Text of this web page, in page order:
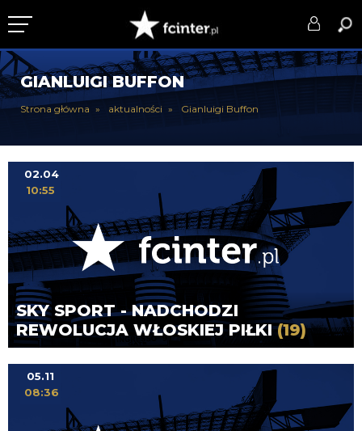
KLUB
DRUŻYNA
PUCHARY
DLA TIFOSICH
SERWIS
GIANLUIGI BUFFON
Strona główna aktualności Gianluigi Buffon
SKY SPORT - NADCHODZI
REWOLUCJA WŁOSKIEJ PIŁKI(19)
02.04
10:55
05.11
08:36